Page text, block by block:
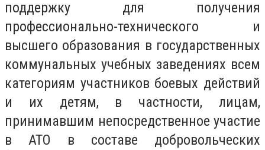
поддержку для получения
профессионально-технического и
высшего образования в государственных
коммунальных учебных заведениях всем
категориям участников боевых действий
и их детям, в частности, лицам,
принимавшим непосредственное участие
в АТО в составе добровольческих